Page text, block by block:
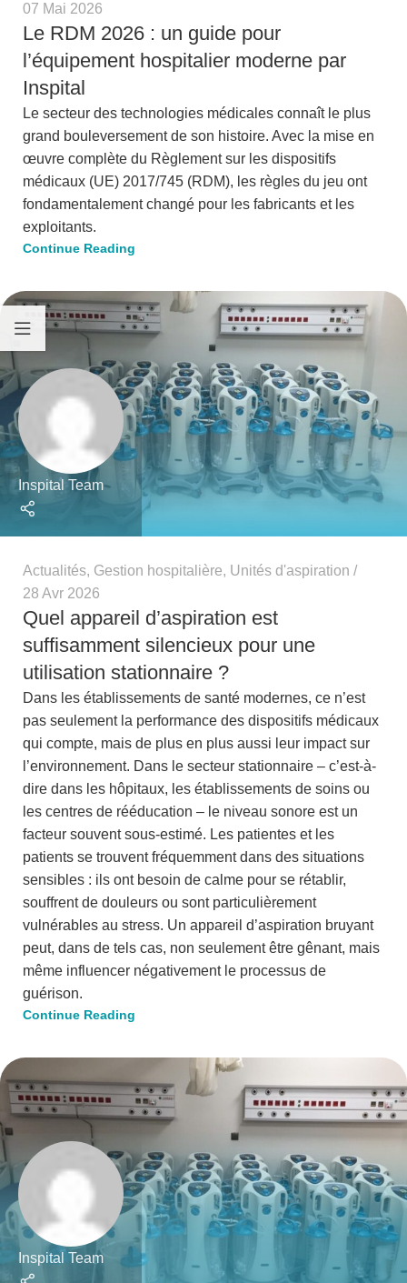
07 Mai 2026
Le RDM 2026 : un guide pour
l’équipement hospitalier moderne par
Inspital
Le secteur des technologies médicales connaît le plus
grand bouleversement de son histoire. Avec la mise en
œuvre complète du Règlement sur les dispositifs
médicaux (UE) 2017/745 (RDM), les règles du jeu ont
fondamentalement changé pour les fabricants et les
exploitants.
Continue Reading
Inspital Team
Actualités, Gestion hospitalière, Unités d'aspiration
28 Avr 2026
Quel appareil d’aspiration est
suffisamment silencieux pour une
utilisation stationnaire ?
Dans les établissements de santé modernes, ce n’est
pas seulement la performance des dispositifs médicaux
qui compte, mais de plus en plus aussi leur impact sur
l’environnement. Dans le secteur stationnaire – c’est-à-
dire dans les hôpitaux, les établissements de soins ou
les centres de rééducation – le niveau sonore est un
facteur souvent sous-estimé. Les patientes et les
patients se trouvent fréquemment dans des situations
sensibles : ils ont besoin de calme pour se rétablir,
souffrent de douleurs ou sont particulièrement
vulnérables au stress. Un appareil d’aspiration bruyant
peut, dans de tels cas, non seulement être gênant, mais
même influencer négativement le processus de
guérison.
Continue Reading
Inspital Team